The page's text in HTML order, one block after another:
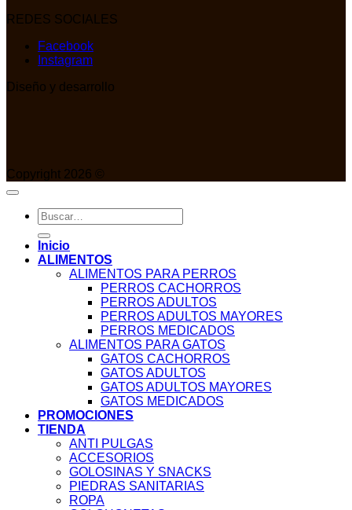
REDES SOCIALES
Facebook
Instagram
Diseño y desarrollo
Copyright 2026 ©
Buscar
por:
Inicio
ALIMENTOS
ALIMENTOS PARA PERROS
PERROS CACHORROS
PERROS ADULTOS
PERROS ADULTOS MAYORES
PERROS MEDICADOS
ALIMENTOS PARA GATOS
GATOS CACHORROS
GATOS ADULTOS
GATOS ADULTOS MAYORES
GATOS MEDICADOS
PROMOCIONES
TIENDA
ANTI PULGAS
ACCESORIOS
GOLOSINAS Y SNACKS
PIEDRAS SANITARIAS
ROPA